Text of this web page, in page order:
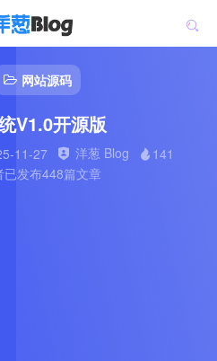
网站源码
V1.0开源版
11-27 洋葱 Blog
141
已发布448篇文章